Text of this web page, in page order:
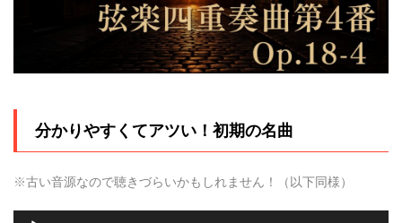
分かりやすくてアツい！初期の名曲
※古い音源なので聴きづらいかもしれません！（以下同様）